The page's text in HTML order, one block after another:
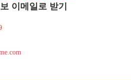
이메일로 받기